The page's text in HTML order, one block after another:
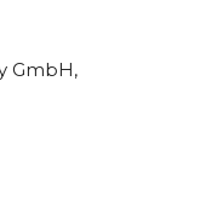
GmbH,